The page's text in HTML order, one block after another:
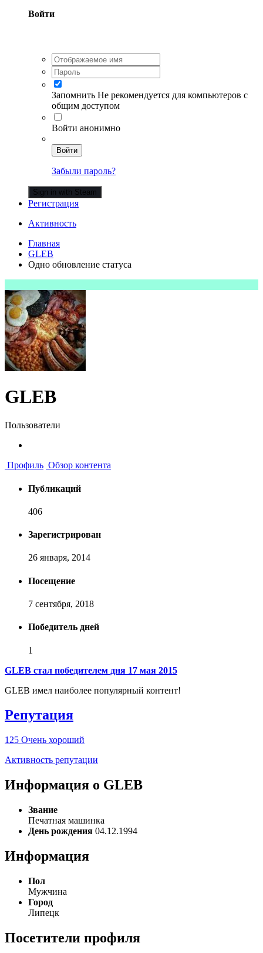
Войти
Запомнить Не рекомендуется для компьютеров с
общим доступом
Войти анонимно
Войти
Забыли пароль?
Sign in with Steam
Регистрация
Активность
Главная
GLEB
Одно обновление статуса
GLEB
Пользователи
Профиль Обзор контента
Публикаций
406
Зарегистрирован
26 января, 2014
Посещение
7 сентября, 2018
Победитель дней
1
GLEB стал победителем дня 17 мая 2015
GLEB имел наиболее популярный контент!
Репутация
125 Очень хороший
Активность репутации
Информация о GLEB
Звание
Печатная машинка
День рождения 04.12.1994
Информация
Пол
Мужчина
Город
Липецк
Посетители профиля